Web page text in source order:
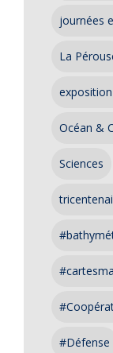
journées
La
Océan &
Sciences
#Défense